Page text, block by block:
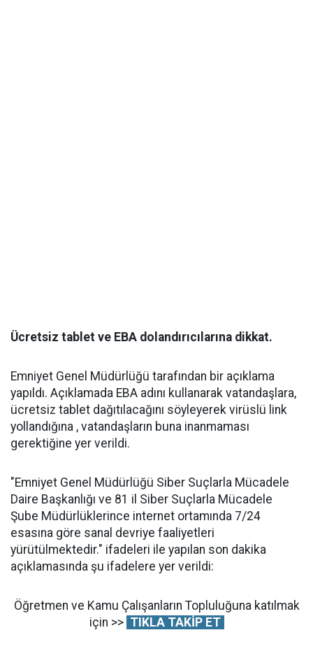
Ücretsiz tablet ve EBA dolandırıcılarına dikkat.
Emniyet Genel Müdürlüğü tarafından bir açıklama
yapıldı. Açıklamada EBA adını kullanarak vatandaşlara,
ücretsiz tablet dağıtılacağını söyleyerek virüslü link
yollandığına , vatandaşların buna inanmaması
gerektiğine yer verildi.
"Emniyet Genel Müdürlüğü Siber Suçlarla Mücadele
Daire Başkanlığı ve 81 il Siber Suçlarla Mücadele
Şube Müdürlüklerince internet ortamında 7/24
esasına göre sanal devriye faaliyetleri
yürütülmektedir." ifadeleri ile yapılan son dakika
açıklamasında şu ifadelere yer verildi:
Öğretmen ve Kamu Çalışanların Topluluğuna katılmak
için >> TIKLA TAKİP ET